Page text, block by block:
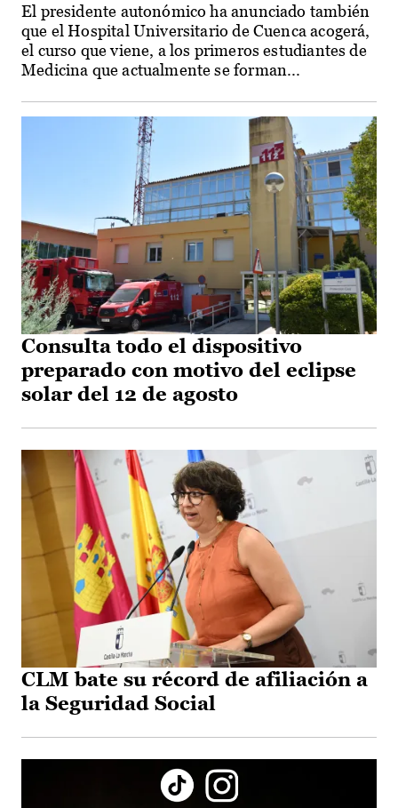
El presidente autonómico ha anunciado también
que el Hospital Universitario de Cuenca acogerá,
el curso que viene, a los primeros estudiantes de
Medicina que actualmente se forman...
Consulta todo el dispositivo
preparado con motivo del eclipse
solar del 12 de agosto
CLM bate su récord de afiliación a
la Seguridad Social